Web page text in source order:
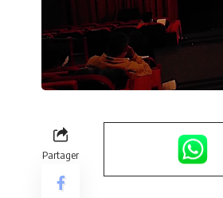
Partager